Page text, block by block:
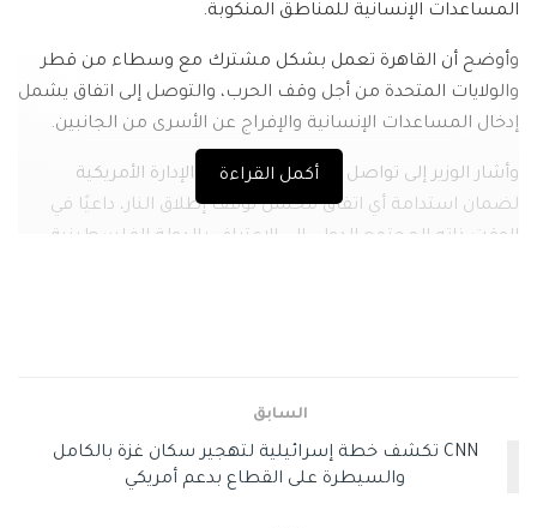
المساعدات الإنسانية للمناطق المنكوبة.
وأوضح أن القاهرة تعمل بشكل مشترك مع وسطاء من قطر
والولايات المتحدة من أجل وقف الحرب، والتوصل إلى اتفاق يشمل
إدخال المساعدات الإنسانية والإفراج عن الأسرى من الجانبين.
وأشار الوزير إلى تواصل مصر المستمر مع الإدارة الأمريكية
لضمان استدامة أي اتفاق محتمل لوقف إطلاق النار، داعيًا في
الوقت ذاته المجتمع الدولي إلى الاعتراف بالدولة الفلسطينية،
أكمل القراءة
السابق
CNN تكشف خطة إسرائيلية لتهجير سكان غزة بالكامل
والسيطرة على القطاع بدعم أمريكي